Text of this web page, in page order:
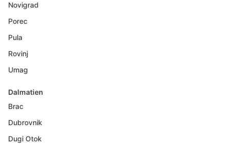
Novigrad
Porec
Pula
Rovinj
Umag
Dalmatien
Brac
Dubrovnik
Dugi Otok